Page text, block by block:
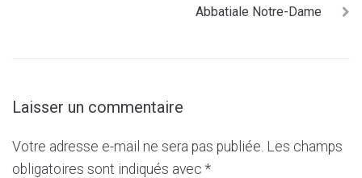
Abbatiale Notre-Dame
Laisser un commentaire
Votre adresse e-mail ne sera pas publiée. Les champs
obligatoires sont indiqués avec *